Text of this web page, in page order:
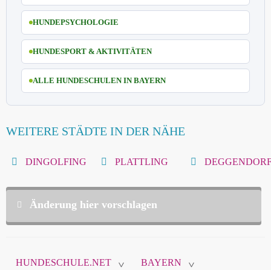
HUNDEPSYCHOLOGIE
HUNDESPORT & AKTIVITÄTEN
ALLE HUNDESCHULEN IN BAYERN
WEITERE STÄDTE IN DER NÄHE
DINGOLFING PLATTLING
Änderung hier vorschlagen
hundeschule.net verwendet.
HUNDESCHULE.NET > BAYERN >